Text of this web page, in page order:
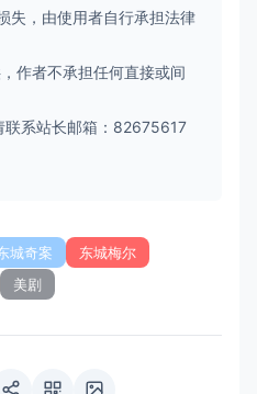
失，由使用者自行承担法律
作者不承担任何直接或间
系站长邮箱： 82675617
城奇案
东城梅尔
美剧